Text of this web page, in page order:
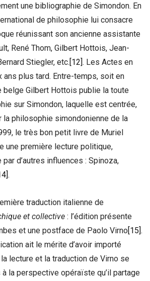
une bibliographie de Simondon. En
de philosophie lui consacre
réunissant son ancienne assistante
René Thom, Gilbert Hottois, Jean-
Stiegler, etc.[12]. Les Actes en
ans plus tard. Entre-temps, soit en
belge Gilbert Hottois publie la toute
sur Simondon, laquelle est centrée,
la philosophie simondonienne de la
le très bon petit livre de Muriel
une première lecture politique,
d’autres influences : Spinoza,
.
traduction italienne de
et collective : l’édition présente
et une postface de Paolo Virno[15].
ait le mérite d’avoir importé
lecture et la traduction de Virno se
la perspective opéraïste qu’il partage